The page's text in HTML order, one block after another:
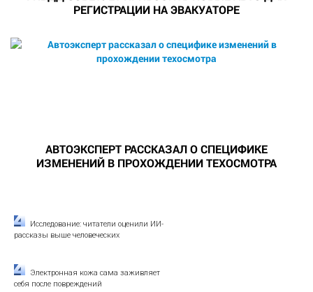
РЕГИСТРАЦИИ НА ЭВАКУАТОРЕ
АВТОЭКСПЕРТ РАССКАЗАЛ О СПЕЦИФИКЕ
ИЗМЕНЕНИЙ В ПРОХОЖДЕНИИ ТЕХОСМОТРА
Исследование: читатели оценили ИИ-
рассказы выше человеческих
Электронная кожа сама заживляет
себя после повреждений